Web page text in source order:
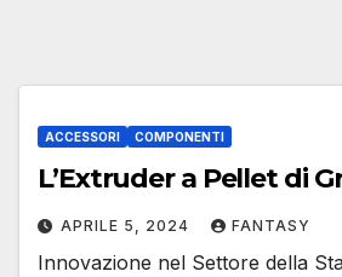
ACCESSORI COMPONENTI
L’Extruder a Pellet di
APRILE 5, 2024 FANTASY
Innovazione nel Settore della